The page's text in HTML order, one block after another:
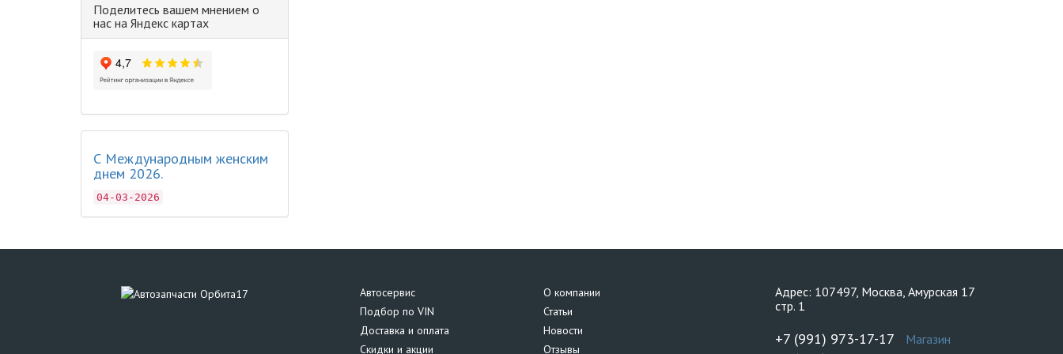
Поделитесь вашем мнением о
нас на Яндекс картах
С Международным женским
днем 2026.
04-03-2026
Автосервис
Подбор по VIN
Доставка и оплата
Скидки и акции
О компании
Статьи
Новости
Отзывы
Адрес: 107497, Москва, Амурская 17
стр. 1
+7 (991) 973-17-17 Магазин